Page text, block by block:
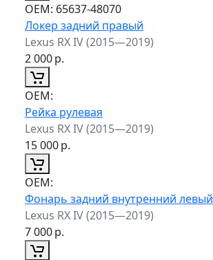
ОЕМ: 65637-48070
Локер задний правый
Lexus RX IV (2015—2019)
2 000р.
ОЕМ:
Рейка рулевая
Lexus RX IV (2015—2019)
15 000р.
ОЕМ:
Фонарь задний внутренний левый
Lexus RX IV (2015—2019)
7 000р.